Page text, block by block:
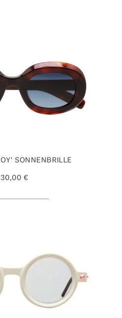
SONNENBRILLE
€